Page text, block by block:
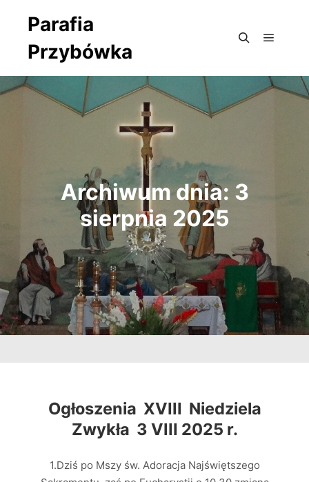
Parafia
Przybówka
Archiwum dnia: 3
sierpnia 2025
Ogłoszenia XVIII Niedziela
Zwykła 3 VIII 2025 r.
1.Dziś po Mszy św. Adoracja Najświętszego